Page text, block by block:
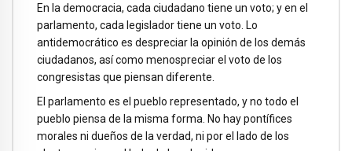
En la democracia, cada ciudadano tiene un voto; y en el
parlamento, cada legislador tiene un voto. Lo
antidemocrático es despreciar la opinión de los demás
ciudadanos, así como menospreciar el voto de los
congresistas que piensan diferente.
El parlamento es el pueblo representado, y no todo el
pueblo piensa de la misma forma. No hay pontífices
morales ni dueños de la verdad, ni por el lado de los